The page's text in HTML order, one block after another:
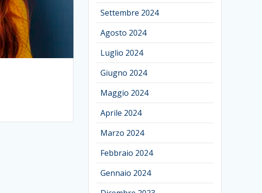
Settembre 2024
Agosto 2024
Luglio 2024
Giugno 2024
Maggio 2024
Aprile 2024
Marzo 2024
Febbraio 2024
Gennaio 2024